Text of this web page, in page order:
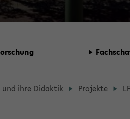
und ihre Di­dak­tik Pro­jek­te